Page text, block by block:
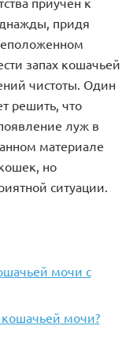
придя
запах кошачьей
чистоты. Один
решить, что
луж в
материале
но
ситуации.
мочи с
кошачьей мочи?